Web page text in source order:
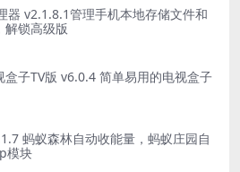
器 v2.1.8.1管理手机本地存储文件和
解锁高级版
盒子TV版 v6.0.4 简单易用的电视盒子
蚂蚁森林自动收能量，蚂蚁庄园自
模块